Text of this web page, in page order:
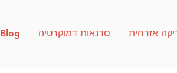
אזרחית סדנאות דמוקרטיה Blog